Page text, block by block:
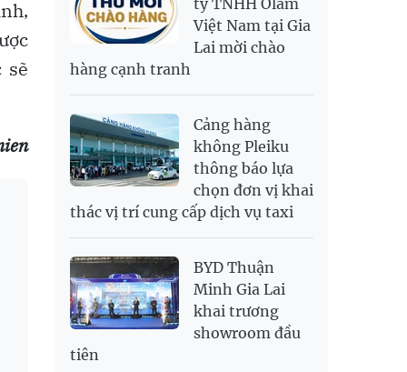
sẽ
SAR
6,949.25
7,248.34
2,700.94
2,815.47
SGD
USD
26,020 26,050 26,430
ty TNHH Olam
Việt Nam tại Gia
Lai mời chào
hàng cạnh tranh
Cảng hàng
không Pleiku
thông báo lựa
chọn đơn vị khai
thác vị trí cung cấp dịch vụ taxi
BYD Thuận
Minh Gia Lai
khai trương
showroom đầu
tiên